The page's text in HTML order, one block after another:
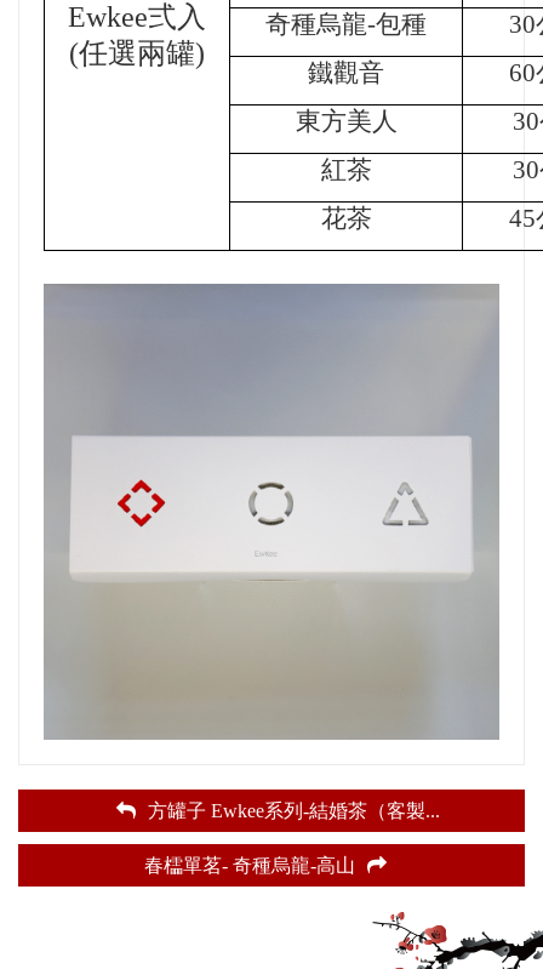
Ewkee弍入
(任選兩罐)
奇種烏龍-包種
鐵觀音
東方美人
紅茶
30
花茶
方罐子 Ewkee系列-結婚茶（客製...
春櫺單茗- 奇種烏龍-高山